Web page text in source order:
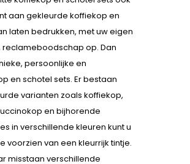
aan gekleurde koffiekop en
laten bedrukken, met uw eigen
op. Dan
persoonlijke en
en schotel sets. Er bestaan
varianten zoals koffiekop,
en bijhorende
in verschillende kleuren kunt u
voorzien van een kleurrijk tintje.
misstaan verschillende